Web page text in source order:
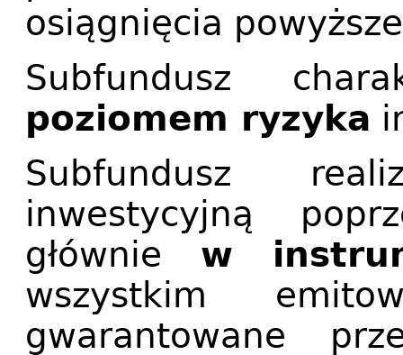
osiągnięcia
Subfundusz
poziomem ryzyka
Subfundusz
inwestycyjną
głównie w
wszystkim
gwarantowane